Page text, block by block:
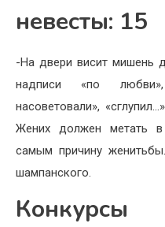
невесты: 15
-На двери висит мишень
надписи «по
насоветовали»,
Жених должен метать
самым причину
шампанского.